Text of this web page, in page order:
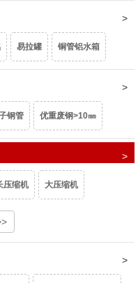
663（乘品位） 机铜
易拉罐 铜管铝水箱
料 5083白料 7系白料
摩托车轮毂 机械生铝
价
钢管 优重废钢>10㎜
钢丝绳
压缩机 大压缩机